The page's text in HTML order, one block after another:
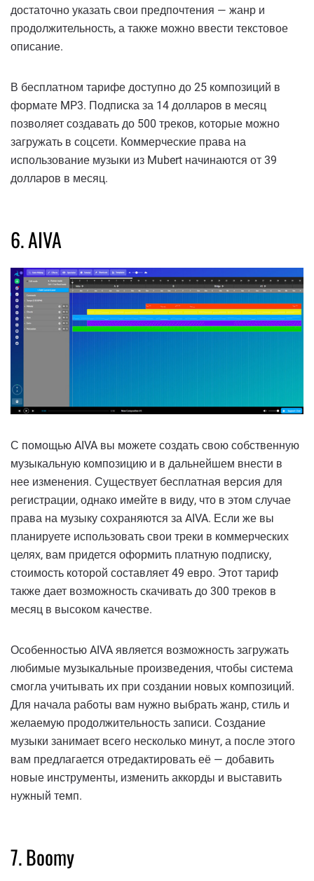
достаточно указать свои предпочтения — жанр и
продолжительность, а также можно ввести текстовое
описание.
В бесплатном тарифе доступно до 25 композиций в
формате MP3. Подписка за 14 долларов в месяц
позволяет создавать до 500 треков, которые можно
загружать в соцсети. Коммерческие права на
использование музыки из Mubert начинаются от 39
долларов в месяц.
6. AIVA
С помощью AIVA вы можете создать свою собственную
музыкальную композицию и в дальнейшем внести в
нее изменения. Существует бесплатная версия для
регистрации, однако имейте в виду, что в этом случае
права на музыку сохраняются за AIVA. Если же вы
планируете использовать свои треки в коммерческих
целях, вам придется оформить платную подписку,
стоимость которой составляет 49 евро. Этот тариф
также дает возможность скачивать до 300 треков в
месяц в высоком качестве.
Особенностью AIVA является возможность загружать
любимые музыкальные произведения, чтобы система
смогла учитывать их при создании новых композиций.
Для начала работы вам нужно выбрать жанр, стиль и
желаемую продолжительность записи. Создание
музыки занимает всего несколько минут, а после этого
вам предлагается отредактировать её — добавить
новые инструменты, изменить аккорды и выставить
нужный темп.
7. Boomy